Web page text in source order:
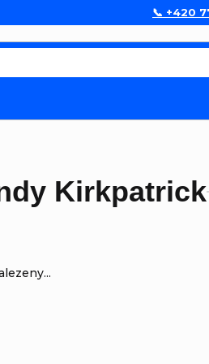
📞 +420
Kirkpatrick